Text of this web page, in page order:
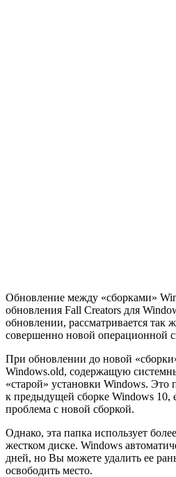
Обновление между «сборками»
обновления Fall Creators для
обновлении, рассматривается так
совершенно новой операционной
При обновлении до новой
Windows.old, содержащую
«старой» установки Windows. Это
к предыдущей сборке Windows 10,
проблема с новой сборкой.
Однако, эта папка использует
жестком диске. Windows
дней, но Вы можете удалить ее
освободить место.